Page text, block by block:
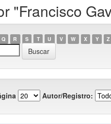
"Francisco
Q R S T U V W X Y Z
Autor/Registro: